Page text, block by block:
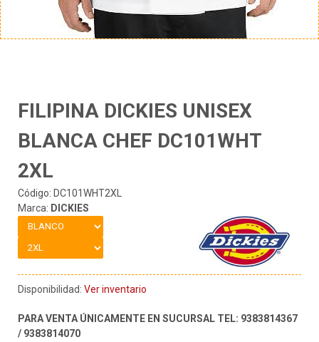
FILIPINA DICKIES UNISEX
BLANCA CHEF DC101WHT
2XL
Código: DC101WHT2XL
Marca: DICKIES
Disponibilidad: Ver inventario
PARA VENTA ÚNICAMENTE EN SUCURSAL TEL: 9383814367
/ 9383814070